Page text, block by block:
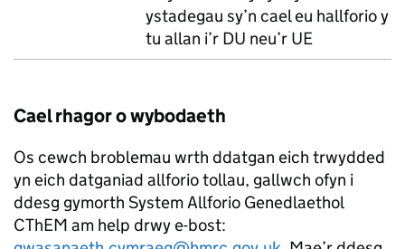
ystadegau sy’n cael eu hallforio y
tu allan i’r DU neu’r UE
Cael rhagor o wybodaeth
Os cewch broblemau wrth ddatgan eich trwydded
yn eich datganiad allforio tollau, gallwch ofyn i
ddesg gymorth System Allforio Genedlaethol
CThEM am help drwy e-bost: